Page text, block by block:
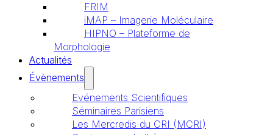
FRIM
iMAP – Imagerie Moléculaire
HIPNO – Plateforme de
Morphologie
Actualités
Évènements
Evénements Scientifiques
Séminaires Parisiens
Les Mercredis du CRI (MCRI)